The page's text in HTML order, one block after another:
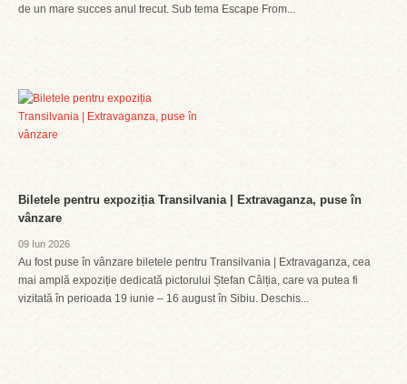
de un mare succes anul trecut. Sub tema Escape From...
Biletele pentru expoziția Transilvania | Extravaganza, puse în
vânzare
09 Iun 2026
Au fost puse în vânzare biletele pentru Transilvania | Extravaganza, cea
mai amplă expoziție dedicată pictorului Ștefan Câlția, care va putea fi
vizitată în perioada 19 iunie – 16 august în Sibiu. Deschis...